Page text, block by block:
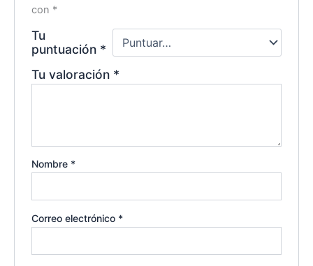
con *
Tu
puntuación *
Tu valoración *
Nombre *
Correo electrónico *